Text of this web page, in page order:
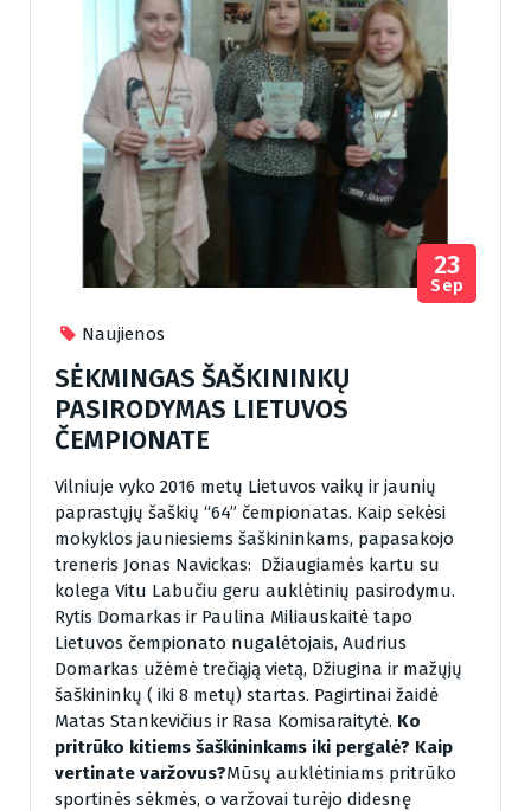
Naujienos
23
Sep
SĖKMINGAS ŠAŠKININKŲ
PASIRODYMAS LIETUVOS
ČEMPIONATE
Vilniuje vyko 2016 metų Lietuvos vaikų ir jaunių
paprastųjų šaškių “64” čempionatas. Kaip sekėsi
mokyklos jauniesiems šaškininkams, papasakojo
treneris Jonas Navickas: Džiaugiamės kartu su
kolega Vitu Labučiu geru auklėtinių pasirodymu.
Rytis Domarkas ir Paulina Miliauskaitė tapo
Lietuvos čempionato nugalėtojais, Audrius
Domarkas užėmė trečiąją vietą, Džiugina ir mažųjų
šaškininkų ( iki 8 metų) startas. Pagirtinai žaidė
Matas Stankevičius ir Rasa Komisaraitytė. Ko
pritrūko kitiems šaškininkams iki pergalė? Kaip
vertinate varžovus?Mūsų auklėtiniams pritrūko
sportinės sėkmės, o varžovai turėjo didesnę